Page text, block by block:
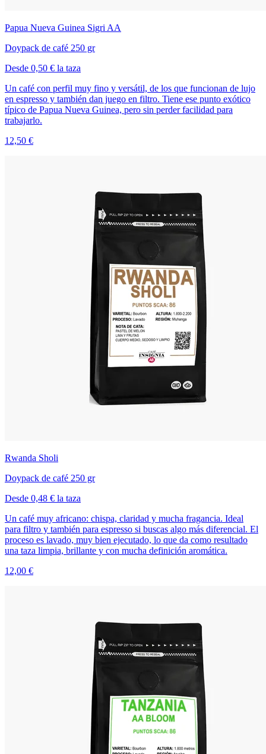
Papua Nueva Guinea Sigri AA
Doypack de café 250 gr
Desde 0,50 € la taza
Un café con perfil muy fino y versátil, de los que funcionan de lujo
en espresso y también dan juego en filtro. Tiene ese punto exótico
típico de Papua Nueva Guinea, pero sin perder facilidad para
trabajarlo.
12,50 €
Rwanda Sholi
Doypack de café 250 gr
Desde 0,48 € la taza
Un café muy africano: chispa, claridad y mucha fragancia. Ideal
para filtro y también para espresso si buscas algo más diferencial. El
proceso es lavado, muy bien ejecutado, lo que da como resultado
una taza limpia, brillante y con mucha definición aromática.
12,00 €